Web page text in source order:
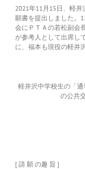
2021年11月15日、軽
願書を提出しました。
会にＰＴＡの若松副会
が参考人として出席し
に、福本も現役の軽井
軽井沢中学校生の「
の公共
[ 請 願 の趣 旨 ]